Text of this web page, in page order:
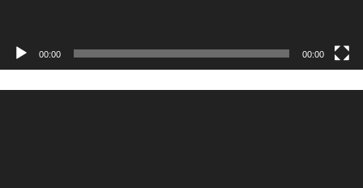
00:00 00:00